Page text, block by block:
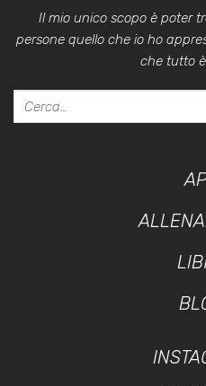
Il mio unico scopo è poter
persone quello che io ho
che tutto